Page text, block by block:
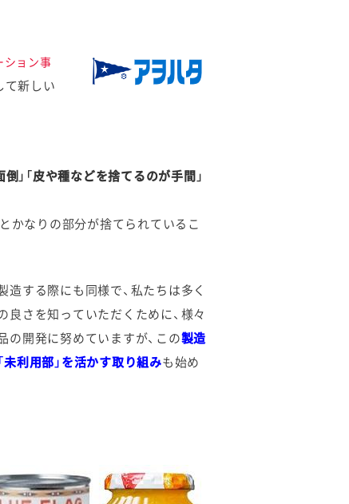
ション事
て新しい
倒」「皮や種などを捨てるのが手間」
かなりの部分が捨てられているこ
造する際にも同様で、私たちは多く
良さを知っていただくために、様々
の開発に努めていますが、この製造
未利用部」を活かす取り組みも始め